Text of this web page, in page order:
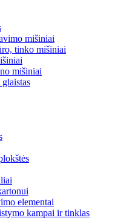
mišiniai
tinko mišiniai
mišiniai
elementai
kampai ir tinklas